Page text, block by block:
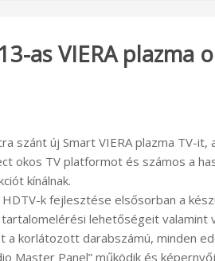
as VIERA plazma
szánt új Smart VIERA plazma TV-
okos TV platformot és számos a
kínálnak.
HDTV-k fejlesztése elsősorban a
lehetőségeit
a korlátozott darabszámú, minden
Master Panel” működik és